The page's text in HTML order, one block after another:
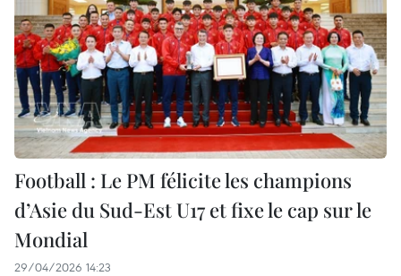
Football : Le PM félicite les champions
d’Asie du Sud-Est U17 et fixe le cap sur le
Mondial
29/04/2026 14:23